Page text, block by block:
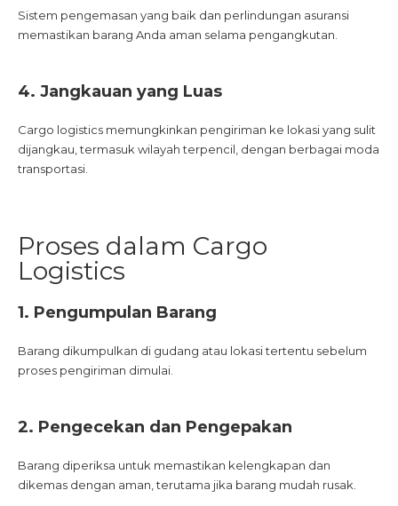
Sistem pengemasan yang baik dan perlindungan asuransi
memastikan barang Anda aman selama pengangkutan.
4. Jangkauan yang Luas
Cargo logistics memungkinkan pengiriman ke lokasi yang sulit
dijangkau, termasuk wilayah terpencil, dengan berbagai moda
transportasi.
Proses dalam Cargo
Logistics
1. Pengumpulan Barang
Barang dikumpulkan di gudang atau lokasi tertentu sebelum
proses pengiriman dimulai.
2. Pengecekan dan Pengepakan
Barang diperiksa untuk memastikan kelengkapan dan
dikemas dengan aman, terutama jika barang mudah rusak.